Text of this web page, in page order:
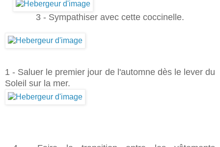
3 - Sympathiser avec cette coccinelle.
1 - Saluer le premier jour de l'automne dès le lever du
Soleil sur la mer.